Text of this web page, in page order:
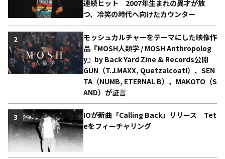
連続ヒット 2007年生まれの異才が放
つ、冷笑の時代へ向けたカウンター
モッシュカルチャーをテーマにした映像作
品『MOSH人類学 / MOSH Anthropolog
y』by Back Yard Zine & Records公開
GUN（T.J.MAXX, Quetzalcoatl）、SEN
TA（NUMB, ETERNAL B）、MAKOTO（S
AND）が証言
2
IOが新曲「Calling Back」リリース Tet
eをフィーチャリング
3